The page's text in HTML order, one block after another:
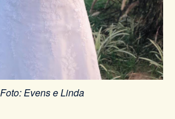
Foto: Evens e Linda